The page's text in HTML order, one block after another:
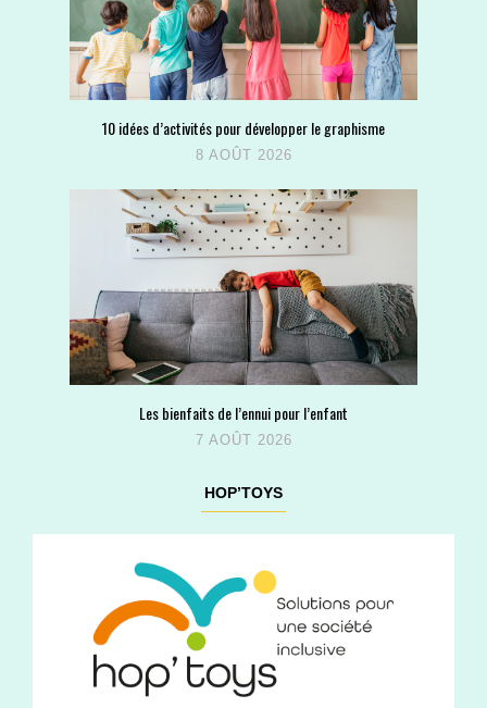
10 idées d’activités pour développer le graphisme
8 AOÛT 2026
Les bienfaits de l’ennui pour l’enfant
7 AOÛT 2026
HOP’TOYS